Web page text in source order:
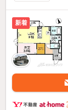
新着